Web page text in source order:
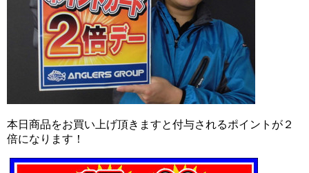
本日商品をお買い上げ頂きますと付与されるポイントが２
倍になります！